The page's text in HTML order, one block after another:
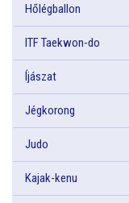
Hőlégballon
ITF Taekwon-do
Íjászat
Jégkorong
Judo
Kajak-kenu